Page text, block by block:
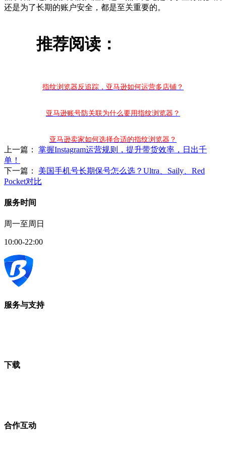
还是为了长期的账户安全，都是至关重要的。
推荐阅读：
指纹浏览器反追踪，亚马逊如何运营多店铺？
亚马逊账号防关联为什么要用指纹浏览器？
亚马逊卖家如何选择合适的指纹浏览器？
上一篇： 掌握Instagram运营规则，提升带货效率，日出千
单！
下一篇： 美国手机号长期保号怎么选？Ultra、Saily、Red
Pocket对比
服务时间
周一至周日
10:00-22:00
服务与支持
下载
合作互动